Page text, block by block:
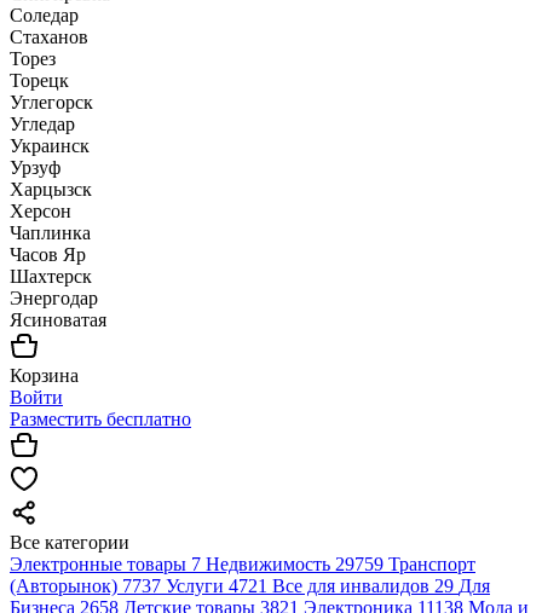
Соледар
Стаханов
Торез
Торецк
Углегорск
Угледар
Украинск
Урзуф
Харцызск
Херсон
Чаплинка
Часов Яр
Шахтерск
Энергодар
Ясиноватая
Корзина
Войти
Разместить бесплатно
Все категории
Электронные товары 7 Недвижимость 29759 Транспорт
(Авторынок) 7737 Услуги 4721 Все для инвалидов 29 Для
Бизнеса 2658 Детские товары 3821 Электроника 11138 Мода и